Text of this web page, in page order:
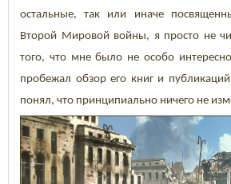
остальные, так или иначе
Второй Мировой войны, я просто не
того, что мне было не особо
пробежал обзор его книг и
понял, что принципиально ничего не